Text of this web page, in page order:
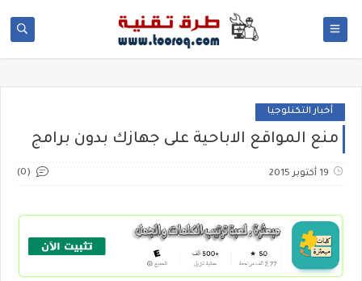
أخبار التكنلوجيا
منع المواقع الاباحية على جهازك بدون برامج
19 أكتوبر 2015 (0)